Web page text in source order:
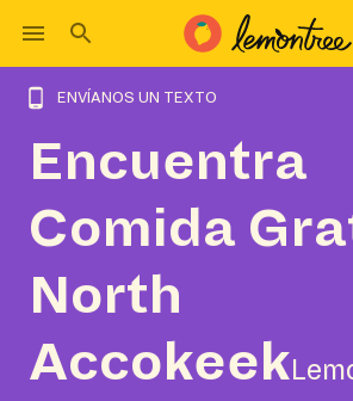
ENVÍANOS UN TEXTO
Encuentra
Comida
North
Accokeek